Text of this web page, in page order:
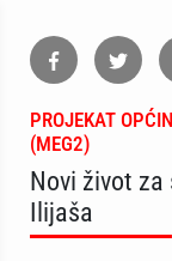
PROJEKAT
(MEG2)
Novi život za
Ilijaša